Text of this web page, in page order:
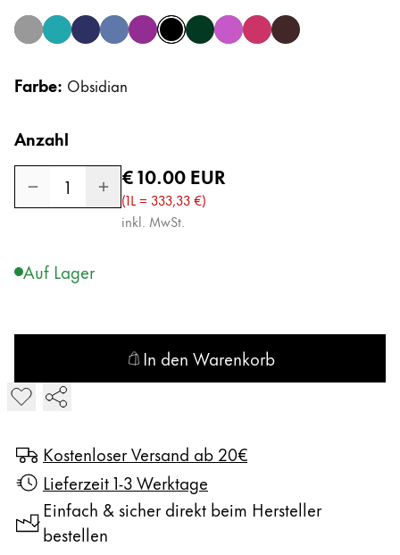
Etuis
Notizbücher
Geschenkideen
Geschenk-Sets
LAMY pico Lx
Inspiration
LAMY Community
Urban Sketchers
LAMY x Kunstpalast
Lettering Workshop
LAMY Stories
Unternehmen
Afrika
Diese Region enthält Länder mit den Sprachen,
English
Diese Region enthält Länder mit den Sprachen,
Australia
English
China
South Korea
New Zealand
Philippines
Singapore
English
Taiwan
中文
agateamazonite
azuritebenitoite
berylobsidian
peridotrhodonite
rubytopaz
Farbe: Obsidian
Anzahl
1
Regulärer Preis
€ 10.00EUR
(1L = 333,33 €)
inkl. MwSt.
Auf Lager
In den Warenkorb
LAMY T 53 crystal ink Tinte in den Warenkorb legen
Kostenloser Versand ab 20€
Lieferzeit 1-3 Werktage
Einfach & sicher direkt beim Hersteller
bestellen